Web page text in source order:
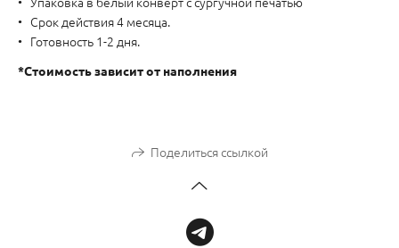
Срок действия 4 месяца.
Готовность 1-2 дня.
*Стоимость зависит от наполнения
Поделиться ссылкой